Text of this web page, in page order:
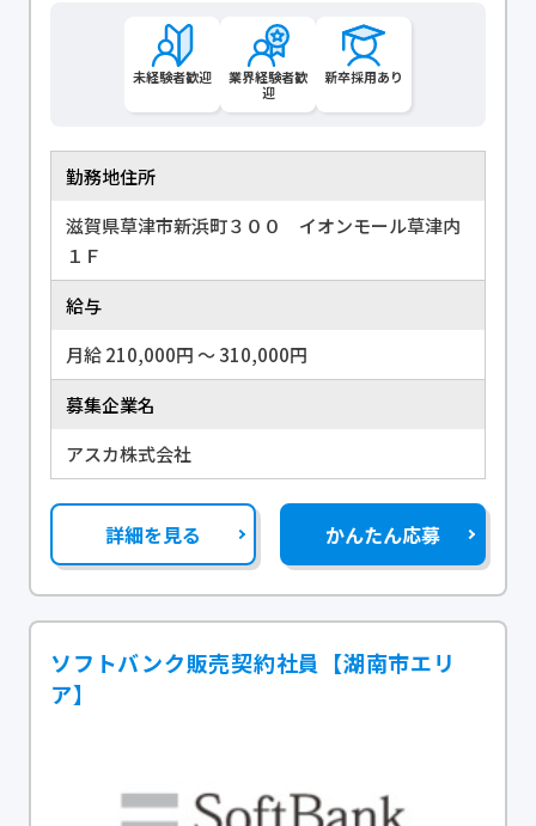
未経験者歓迎
業界経験者歓
迎
新卒採用あり
勤務地住所
滋賀県草津市新浜町３００ イオンモール草津内
１Ｆ
給与
月給 210,000円 〜 310,000円
募集企業名
アスカ株式会社
詳細を見る かんたん応募
ソフトバンク販売契約社員【湖南市エリ
ア】